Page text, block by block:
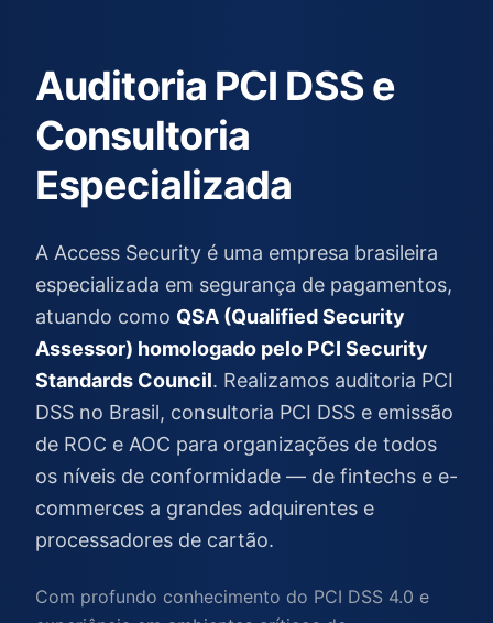
Auditoria PCI DSS e
Consultoria
Especializada
A Access Security é uma empresa brasileira
especializada em segurança de pagamentos,
atuando como QSA (Qualified Security
Assessor) homologado pelo PCI Security
Standards Council. Realizamos auditoria PCI
DSS no Brasil, consultoria PCI DSS e emissão
de ROC e AOC para organizações de todos
os níveis de conformidade — de fintechs e e-
commerces a grandes adquirentes e
processadores de cartão.
Com profundo conhecimento do PCI DSS 4.0 e